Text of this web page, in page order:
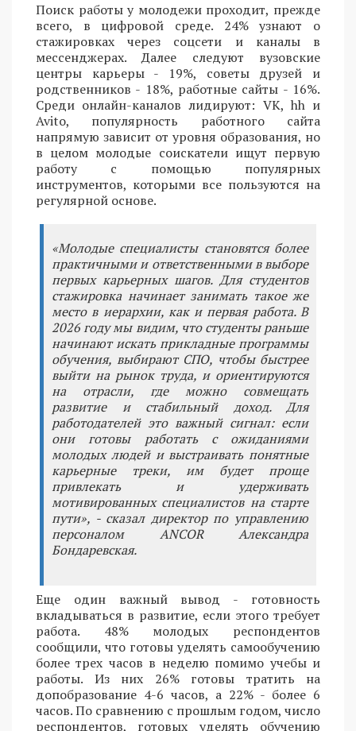
Поиск работы у молодежи проходит, прежде
всего, в цифровой среде. 24% узнают о
стажировках через соцсети и каналы в
мессенджерах. Далее следуют вузовские
центры карьеры - 19%, советы друзей и
родственников - 18%, работные сайты - 16%.
Среди онлайн-каналов лидируют: VK, hh и
Avito, популярность работного сайта
напрямую зависит от уровня образования, но
в целом молодые соискатели ищут первую
работу с помощью популярных
инструментов, которыми все пользуются на
регулярной основе.
«Молодые специалисты становятся более
практичными и ответственными в выборе
первых карьерных шагов. Для студентов
стажировка начинает занимать такое же
место в иерархии, как и первая работа. В
2026 году мы видим, что студенты раньше
начинают искать прикладные программы
обучения, выбирают СПО, чтобы быстрее
выйти на рынок труда, и ориентируются
на отрасли, где можно совмещать
развитие и стабильный доход. Для
работодателей это важный сигнал: если
они готовы работать с ожиданиями
молодых людей и выстраивать понятные
карьерные треки, им будет проще
привлекать и удерживать
мотивированных специалистов на старте
пути», - сказал директор по управлению
персоналом ANCOR Александра
Бондаревская.
Еще один важный вывод - готовность
вкладываться в развитие, если этого требует
работа. 48% молодых респондентов
сообщили, что готовы уделять самообучению
более трех часов в неделю помимо учебы и
работы. Из них 26% готовы тратить на
допобразование 4-6 часов, а 22% - более 6
часов. По сравнению с прошлым годом, число
респондентов, готовых уделять обучению